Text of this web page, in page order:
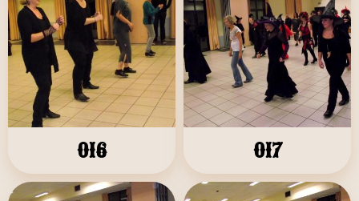
016 017